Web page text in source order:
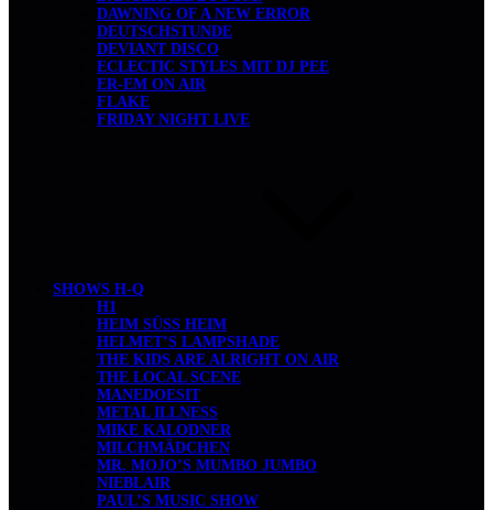
DAWNING OF A NEW ERROR
DEUTSCHSTUNDE
DEVIANT DISCO
ECLECTIC STYLES MIT DJ PEE
ER-EM ON AIR
FLAKE
FRIDAY NIGHT LIVE
SHOWS H-Q
H1
HEIM SÜSS HEIM
HELMET’S LAMPSHADE
THE KIDS ARE ALRIGHT ON AIR
THE LOCAL SCENE
MANEDOESIT
METAL ILLNESS
MIKE KALODNER
MILCHMÄDCHEN
MR. MOJO’S MUMBO JUMBO
NIEBLAIR
PAUL’S MUSIC SHOW